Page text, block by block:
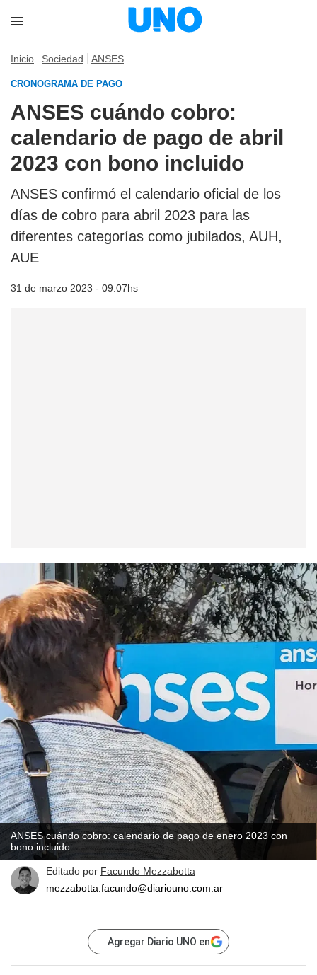
Inicio Sociedad ANSES
CRONOGRAMA DE PAGO
ANSES cuándo cobro:
calendario de pago de abril
2023 con bono incluido
ANSES confirmó el calendario oficial de los
días de cobro para abril 2023 para las
diferentes categorías como jubilados, AUH,
AUE
31 de marzo 2023 - 09:07hs
ANSES cuándo cobro: calendario de pago de enero 2023 con
bono incluido
Editado por Facundo Mezzabotta
mezzabotta.facundo@diariouno.com.ar
Agregar Diario UNO en